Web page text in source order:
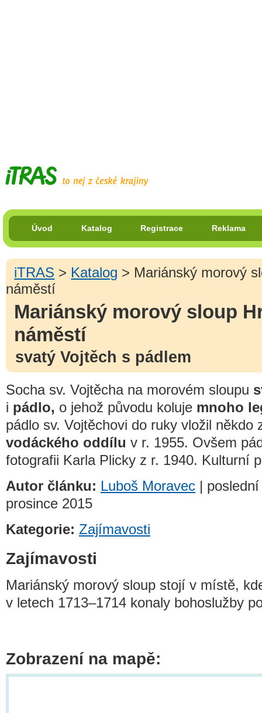
Úvod Katalog Registrace Reklama
iTRAS > Katalog > Mariánský morový
náměstí
Mariánský morový sloup
náměstí
svatý Vojtěch s pádlem
Socha sv. Vojtěcha na morovém sloupu
i pádlo, o jehož původu koluje mnoho
pádlo sv. Vojtěchovi do ruky vložil někdo
vodáckého oddílu v r. 1955. Ovšem
fotografii Karla Plicky z r. 1940. Kulturní
Autor článku: Luboš Moravec |
prosince 2015
Kategorie: Zajímavosti
Zajímavosti
Mariánský morový sloup stojí v místě,
v letech 1713–1714 konaly bohoslužby
Zobrazení na mapě: